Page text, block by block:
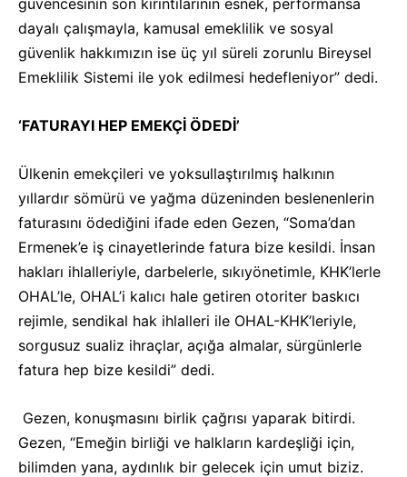
güvencesinin son kırıntılarının esnek, performansa
dayalı çalışmayla, kamusal emeklilik ve sosyal
güvenlik hakkımızın ise üç yıl süreli zorunlu Bireysel
Emeklilik Sistemi ile yok edilmesi hedefleniyor” dedi.
‘FATURAYI HEP EMEKÇİ ÖDEDİ’
Ülkenin emekçileri ve yoksullaştırılmış halkının
yıllardır sömürü ve yağma düzeninden beslenenlerin
faturasını ödediğini ifade eden Gezen, “Soma’dan
Ermenek’e iş cinayetlerinde fatura bize kesildi. İnsan
hakları ihlalleriyle, darbelerle, sıkıyönetimle, KHK’lerle
OHAL’le, OHAL’i kalıcı hale getiren otoriter baskıcı
rejimle, sendikal hak ihlalleri ile OHAL-KHK’leriyle,
sorgusuz sualiz ihraçlar, açığa almalar, sürgünlerle
fatura hep bize kesildi” dedi.
Gezen, konuşmasını birlik çağrısı yaparak bitirdi.
Gezen, “Emeğin birliği ve halkların kardeşliği için,
bilimden yana, aydınlık bir gelecek için umut biziz.